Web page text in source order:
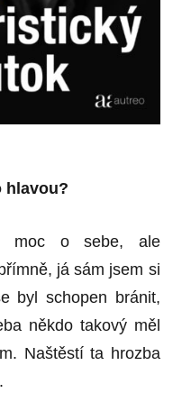
hlavou?
moc o sebe, ale
já sám jsem si
byl schopen bránit,
někdo takový měl
Naštěstí ta hrozba